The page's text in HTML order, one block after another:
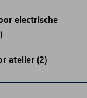
electrische
atelier (2)